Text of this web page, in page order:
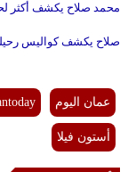
محمد صلاح يكشف أكثر
صلاح يكشف كواليس
عمان اليوم
أستون فيلا